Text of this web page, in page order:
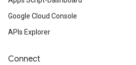
Google Cloud Console
APIs Explorer
Connect